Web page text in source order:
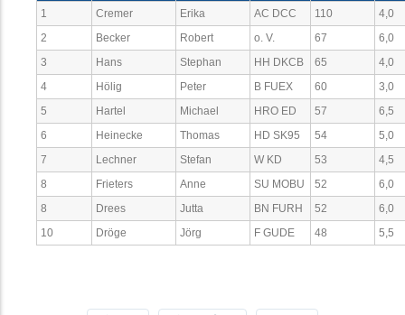
1 Cremer Erika AC DCC 110
4,0
2
Becker Robert o. V. 67
6,0
3
Hans Stephan HH DKCB 65
4,0
4
Hölig Peter B FUEX 60
3,0
5
Hartel Michael HRO ED 57
6,5
6
Heinecke Thomas HD SK95 54
5,0
7
Lechner Stefan W KD 53
4,5
8
Frieters Anne SU MOBU 52
6,0
8
Drees Jutta BN FURH 52
6,0
10
Dröge Jörg F GUDE 48 5,5